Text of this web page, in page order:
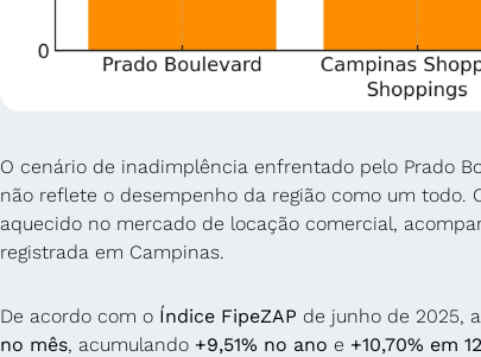
O cenário de inadimplência enfrentado pelo Prado
não reflete o desempenho da região como um todo.
aquecido no mercado de locação comercial,
registrada em Campinas.
De acordo com o Índice FipeZAP de junho de 2025,
no mês, acumulando +9,51% no ano e +10,70% em